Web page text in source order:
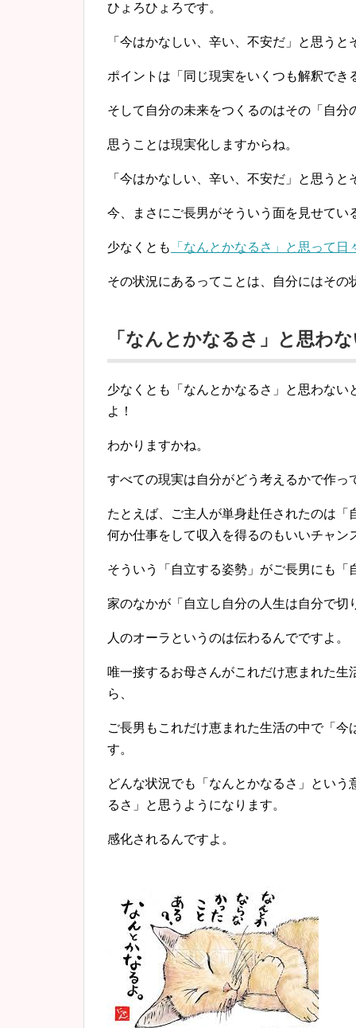
ひょろひょろです。
「今はかなしい、辛い、不安だ」と思うと
ポイントは「同じ現実をいくつも解釈でき
そして自分の未来をつくるのはその「自分
思うことは現実化しますからね。
「今はかなしい、辛い、不安だ」 と思うと
今、まさにご長男がそういう面を見せてい
少なくとも 「なんとかなるさ」 と思って日
その状況にあるってことは、自分にはそ
「なんとかなるさ」と思わ
少なくとも「なんとかなるさ」と思わない
よ！
わかりますかね。
すべての現実は自分がどう考えるかで作っ
たとえば、ご主人が単身赴任されたのは「
何か仕事をして収入を得るのもいいチャン
そういう「自立する姿勢」がご長男にも「
家のなかが「自立し自分の人生は自分で
人のオーラというのは伝わるんでですよ。
唯一接するお母さんがこれだけ恵まれた生
ら、
ご長男もこれだけ恵まれた生活の中で「今
す。
どんな状況でも「なんとかなるさ」という
るさ」と思うようになります。
感化されるんですよ。